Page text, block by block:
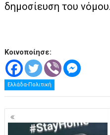
δημοσίευση του νόμου.
Κοινοποίησε:
Ελλάδα-Πολιτική
Πλοήγηση
άρθρων